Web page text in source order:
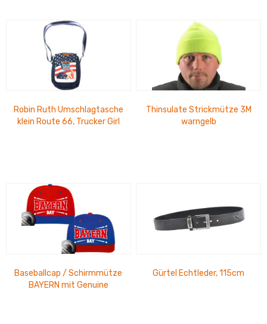
Robin Ruth Umschlagtasche
klein Route 66, Trucker Girl
Thinsulate Strickmütze 3M
warngelb
Baseballcap / Schirmmütze
BAYERN mit Genuine
Gürtel Echtleder, 115cm